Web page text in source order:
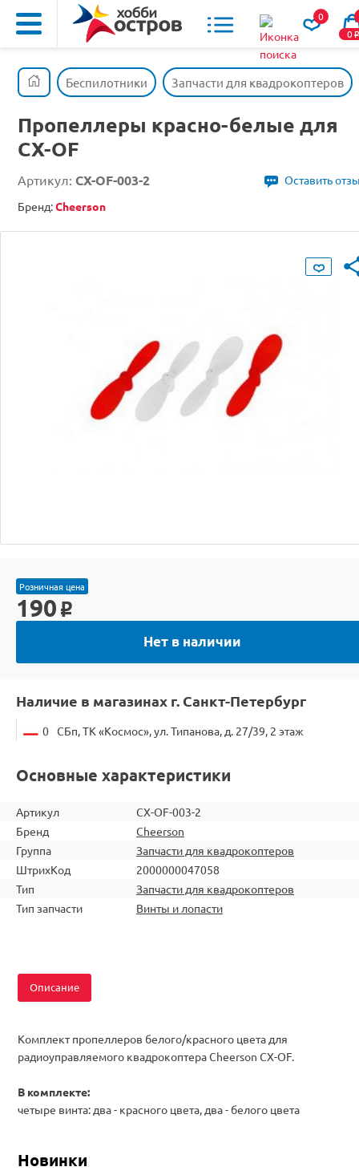
0
0o
Беспилотники Запчасти для квадрокоптеров
Пропеллеры красно-белые для
CX-OF
Артикул: CX-OF-003-2
Оставить
Бренд:Cheerson
Розничная цена
190 o
Нет в наличии
Наличие в магазинах г. Санкт-Петербург
0 СБп, ТК «Космос», ул. Типанова, д. 27/39, 2 этаж
Основные характеристики
Артикул
CX-OF-003-2
Бренд
Cheerson
Группа
Запчасти для квадрокоптеров
ШтрихКод
2000000047058
Тип
Запчасти для квадрокоптеров
Тип запчасти
Винты и лопасти
Описание
Комплект пропеллеров белого/красного цвета для
радиоуправляемого квадрокоптера Cheerson CX-OF.
В комплекте:
четыре винта: два - красного цвета, два - белого цвета
Новинки